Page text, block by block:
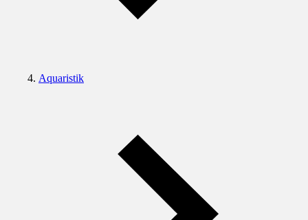
Aquaristik